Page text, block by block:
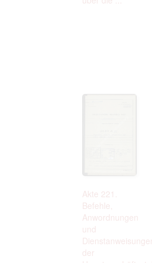
Akte 221.
Befehle,
Anwordnungen
und
Dienstanweisungen
der